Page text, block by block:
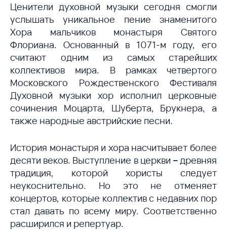
Ценители духовной музыки сегодня смогли
услышать уникальное пение знаменитого
Хора мальчиков монастыря Святого
Флориана. Основанный в 1071-м году, его
считают одним из самых старейших
коллективов мира. В рамках четвертого
Московского Рождественского Фестиваля
Духовной музыки хор исполнил церковные
сочинения Моцарта, Шуберта, Брукнера, а
также народные австрийские песни.
История монастыря и хора насчитывает более
десяти веков. Выступление в церкви –древняя
традиция, которой хористы следует
неукоснительно. Но это не отменяет
концертов, которые коллектив с недавних пор
стал давать по всему миру. Соответственно
расширился и репертуар.